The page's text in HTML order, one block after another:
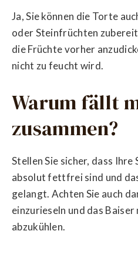
Ja, Sie können die Torte
oder Steinfrüchten
die Früchte vorher
nicht zu feucht wird.
Warum fällt
zusammen?
Stellen Sie sicher, dass Ihre
absolut fettfrei sind und
gelangt. Achten Sie auch
einzurieseln und das Baiser
abzukühlen.